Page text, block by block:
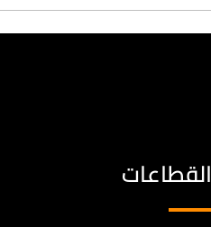
القطاعات